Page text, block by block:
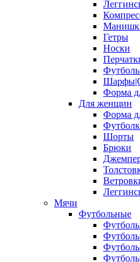
Гетры
Носки
Форма
Для женщин
Форма
Шорты
Брюки
Мячи
Футбольные